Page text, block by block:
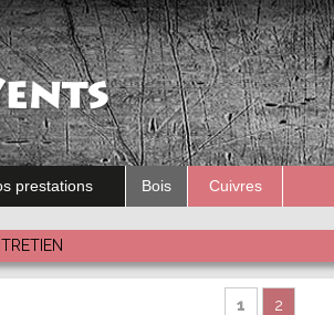
prestations Bois Cuivres
Recherche
Dans
1 2